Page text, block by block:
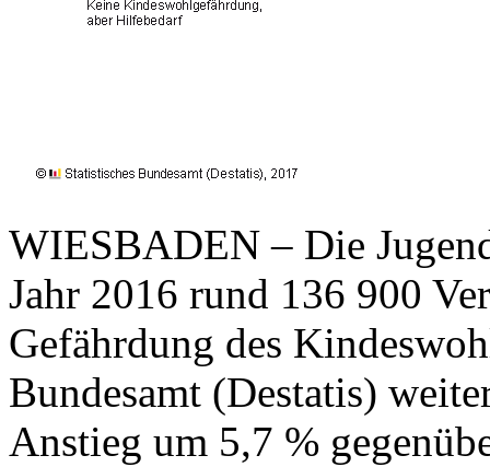
WIESBADEN – Die
Jahr 2016 rund 136 900
Gefährdung des
Bundesamt (Destatis)
Anstieg um 5,7 %